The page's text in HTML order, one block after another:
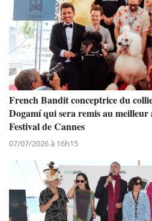
French Bandit conceptrice du
Dogamí qui sera remis au
Festival de Cannes
07/07/2026 à 16h15